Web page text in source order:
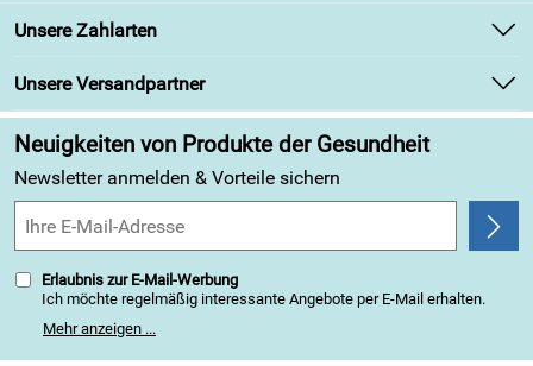
Retourenabwicklung
Lieferbedingungen
Unsere Bestseller
Angebote
Kundenbewertungen (313)
4,9/5
Unsere Zahlarten
Unsere Versandpartner
Neuigkeiten von Produkte der Gesundheit
Newsletter anmelden & Vorteile sichern
Erlaubnis zur E-Mail-Werbung
Ich möchte regelmäßig interessante Angebote per E-Mail erhalten.
weitergegeben. Zu statistischen Zwecken wird in anonymer Form
Mehr anzeigen ...